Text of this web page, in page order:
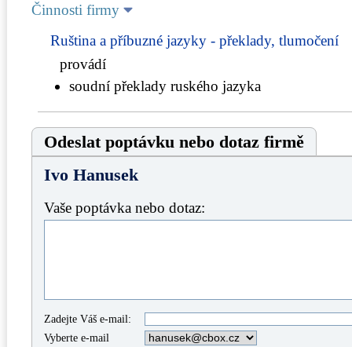
Činnosti firmy
Ruština a příbuzné jazyky - překlady, tlumočení
provádí
soudní překlady ruského jazyka
Odeslat poptávku nebo dotaz firmě
Ivo Hanusek
Vaše poptávka nebo dotaz:
Zadejte Váš e-mail:
Vyberte e-mail